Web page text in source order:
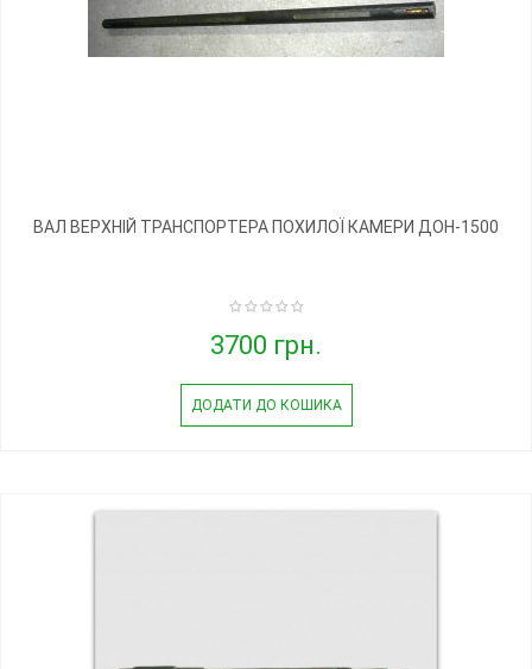
ВАЛ ВЕРХНІЙ ТРАНСПОРТЕРА ПОХИЛОЇ КАМЕРИ ДОН-1500
3700 грн.
ДОДАТИ ДО КОШИКА